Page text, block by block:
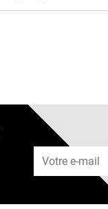
Adresse e-mail